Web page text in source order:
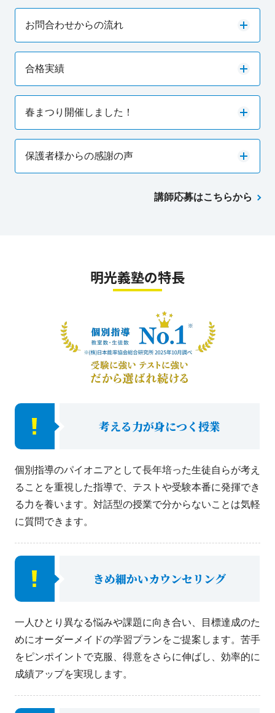
お問合わせからの流れ
合格実績
春まつり開催しました！
保護者様からの感謝の声
講師応募はこちらから
明光義塾の特長
考える力が身につく授業
個別指導のパイオニアとして長年培った生徒自らが考え
ることを重視した指導で、テストや受験本番に発揮でき
る力を養います。対話型の授業で分からないことは気軽
に質問できます。
きめ細かいカウンセリング
一人ひとり異なる悩みや課題に向き合い、目標達成のた
めにオーダーメイドの学習プランをご提案します。苦手
をピンポイントで克服、得意をさらに伸ばし、効率的に
成績アップを実現します。